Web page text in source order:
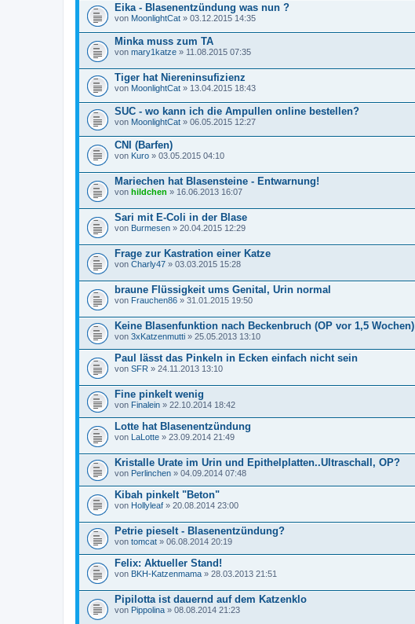
Eika - Blasenentzündung was nun ?
von MoonlightCat » 03.12.2015 14:35
Minka muss zum TA
von mary1katze » 11.08.2015 07:35
Tiger hat Niereninsufizienz
von MoonlightCat » 13.04.2015 18:43
SUC - wo kann ich die Ampullen online bestellen?
von MoonlightCat » 06.05.2015 12:27
CNI (Barfen)
von Kuro » 03.05.2015 04:10
Mariechen hat Blasensteine - Entwarnung!
von hildchen » 16.06.2013 16:07
Sari mit E-Coli in der Blase
von Burmesen » 20.04.2015 12:29
Frage zur Kastration einer Katze
von Charly47 » 03.03.2015 15:28
braune Flüssigkeit ums Genital, Urin normal
von Frauchen86 » 31.01.2015 19:50
Keine Blasenfunktion nach Beckenbruch (OP vor 1,5 Wochen)
von 3xKatzenmutti » 25.05.2013 13:10
Paul lässt das Pinkeln in Ecken einfach nicht sein
von SFR » 24.11.2013 13:10
Fine pinkelt wenig
von Finalein » 22.10.2014 18:42
Lotte hat Blasenentzündung
von LaLotte » 23.09.2014 21:49
Kristalle Urate im Urin und Epithelplatten..Ultraschall, OP?
von Perlinchen » 04.09.2014 07:48
Kibah pinkelt "Beton"
von Hollyleaf » 20.08.2014 23:00
Petrie pieselt - Blasenentzündung?
von tomcat » 06.08.2014 20:19
Felix: Aktueller Stand!
von BKH-Katzenmama » 28.03.2013 21:51
Pipilotta ist dauernd auf dem Katzenklo
von Pippolina » 08.08.2014 21:23